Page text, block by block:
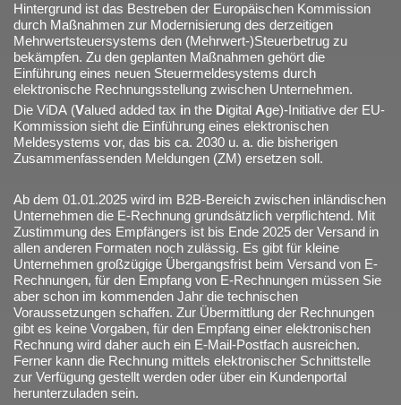
Hintergrund ist das Bestreben der Europäischen Kommission
durch Maßnahmen zur Modernisierung des derzeitigen
Mehrwertsteuersystems den (Mehrwert-)Steuerbetrug zu
bekämpfen. Zu den geplanten Maßnahmen gehört die
Einführung eines neuen Steuermeldesystems durch
elektronische Rechnungsstellung zwischen Unternehmen.
Die ViDA (Valued added tax in the Digital Age)-Initiative der EU-
Kommission sieht die Einführung eines elektronischen
Meldesystems vor, das bis ca. 2030 u. a. die bisherigen
Zusammenfassenden Meldungen (ZM) ersetzen soll.
Ab dem 01.01.2025 wird im B2B-Bereich zwischen inländischen
Unternehmen die E-Rechnung grundsätzlich verpflichtend. Mit
Zustimmung des Empfängers ist bis Ende 2025 der Versand in
allen anderen Formaten noch zulässig. Es gibt für kleine
Unternehmen großzügige Übergangsfrist beim Versand von E-
Rechnungen, für den Empfang von E-Rechnungen müssen Sie
aber schon im kommenden Jahr die technischen
Voraussetzungen schaffen. Zur Übermittlung der Rechnungen
gibt es keine Vorgaben, für den Empfang einer elektronischen
Rechnung wird daher auch ein E-Mail-Postfach ausreichen.
Ferner kann die Rechnung mittels elektronischer Schnittstelle
zur Verfügung gestellt werden oder über ein Kundenportal
herunterzuladen sein.